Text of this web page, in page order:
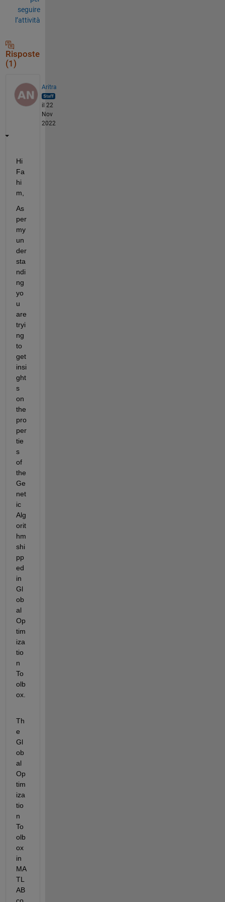
seguire
l’attività
Risposte
(1)
Aritra
il 22
Nov
2022
Hi
Fa
hi
m
As
per
my
un
der
sta
ndi
ng
yo
u
are
tryi
ng
to
get
insi
ght
s
on
the
pro
per
tie
s
of
the
Ge
net
ic
Alg
orit
hm
shi
pp
ed
in
Gl
ob
al
Op
tim
iza
tio
n
To
olb
ox.
Th
Gl
ob
al
Op
tim
iza
tio
To
olb
ox
in
MA
TL
AB